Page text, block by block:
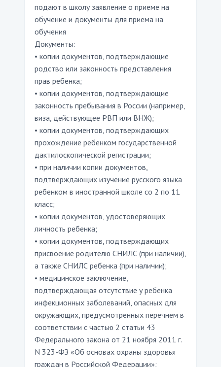
подают в школу заявление о приеме на
обучение и документы для приема на
обучения
Документы:
• копии документов, подтверждающие
родство или законность представления
прав ребенка;
• копии документов, подтверждающие
законность пребывания в России (например,
виза, действующее РВП или ВНЖ);
• копии документов, подтверждающих
прохождение ребенком государственной
дактилоскопической регистрации;
• при наличии копии документов,
подтверждающих изучение русского языка
ребенком в иностранной школе со 2 по 11
класс;
• копии документов, удостоверяющих
личность ребенка;
• копии документов, подтверждающих
присвоение родителю СНИЛС (при наличии),
а также СНИЛС ребенка (при наличии);
• медицинское заключение,
подтверждающая отсутствие у ребенка
инфекционных заболеваний, опасных для
окружающих, предусмотренных перечнем в
соответствии с частью 2 статьи 43
Федерального закона от 21 ноября 2011 г.
N 323-ФЗ «Об основах охраны здоровья
граждан в Российской Федерации»;